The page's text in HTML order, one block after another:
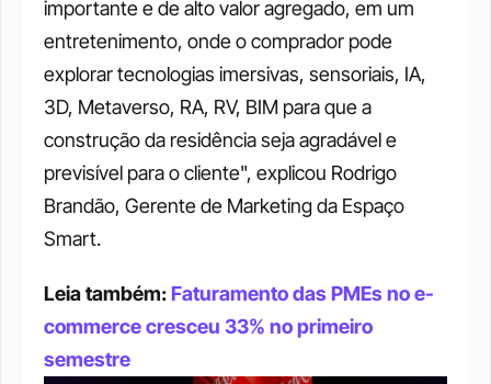
importante e de alto valor agregado, em um
entretenimento, onde o comprador pode
explorar tecnologias imersivas, sensoriais, IA,
3D, Metaverso, RA, RV, BIM para que a
construção da residência seja agradável e
previsível para o cliente", explicou Rodrigo
Brandão, Gerente de Marketing da Espaço
Smart.
Leia também: Faturamento das PMEs no e-
commerce cresceu 33% no primeiro
semestre